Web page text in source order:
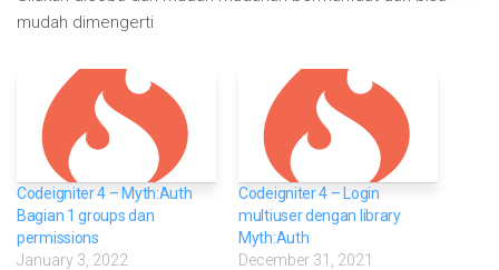
mudah dimengerti
Codeigniter 4 – Myth:Auth
Bagian 1 groups dan
permissions
January 3, 2022
Codeigniter 4 – Login
multiuser dengan library
Myth:Auth
December 31, 2021